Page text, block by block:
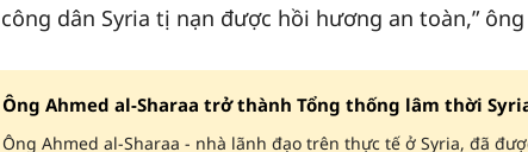
dân Syria tị nạn được hồi hương an toàn,” ông
Ông Ahmed al-Sharaa trở thành Tổng thống lâm thời
Ông Ahmed al-Sharaa - nhà lãnh đạo trên thực tế ở Syria, đã